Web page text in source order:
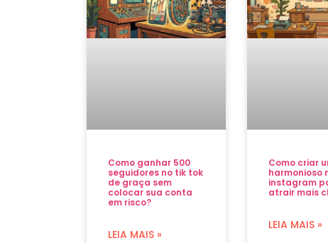
Como ganhar 500
seguidores no tik tok
de graça sem
colocar sua conta
em risco?
LEIA MAIS »
Como criar
harmonioso
instagram
atrair mais
LEIA MAIS »